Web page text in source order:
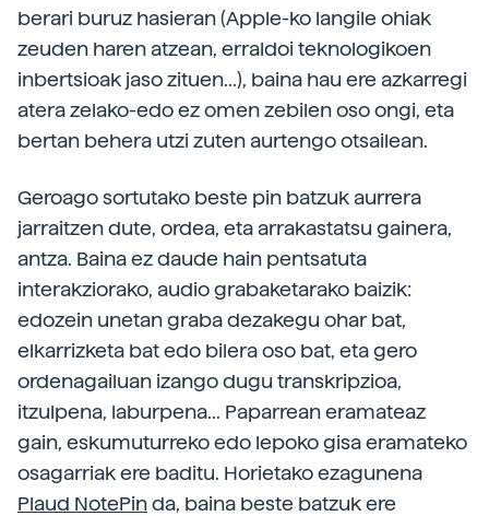
berari buruz hasieran (Apple-ko langile ohiak
zeuden haren atzean, erraldoi teknologikoen
inbertsioak jaso zituen...), baina hau ere azkarregi
atera zelako-edo ez omen zebilen oso ongi, eta
bertan behera utzi zuten aurtengo otsailean.
Geroago sortutako beste pin batzuk aurrera
jarraitzen dute, ordea, eta arrakastatsu gainera,
antza. Baina ez daude hain pentsatuta
interakziorako, audio grabaketarako baizik:
edozein unetan graba dezakegu ohar bat,
elkarrizketa bat edo bilera oso bat, eta gero
ordenagailuan izango dugu transkripzioa,
itzulpena, laburpena... Paparrean eramateaz
gain, eskumuturreko edo lepoko gisa eramateko
osagarriak ere baditu. Horietako ezagunena
Plaud NotePinda, baina beste batzuk ere